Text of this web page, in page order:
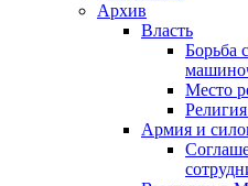
Архив
Власть
Борьба
Место
Армия и